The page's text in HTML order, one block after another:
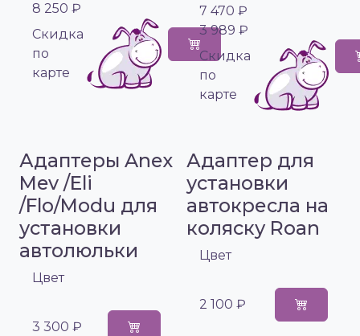
8 250 ₽
Cкидка
по
карте
7 470 ₽
3 989 ₽
Cкидка
по
карте
Адаптеры Anex
Mev /Eli
/Flo/Modu для
установки
автолюльки
Цвет
3 300 ₽
Адаптер для
установки
автокресла на
коляску Roan
Цвет
2 100 ₽